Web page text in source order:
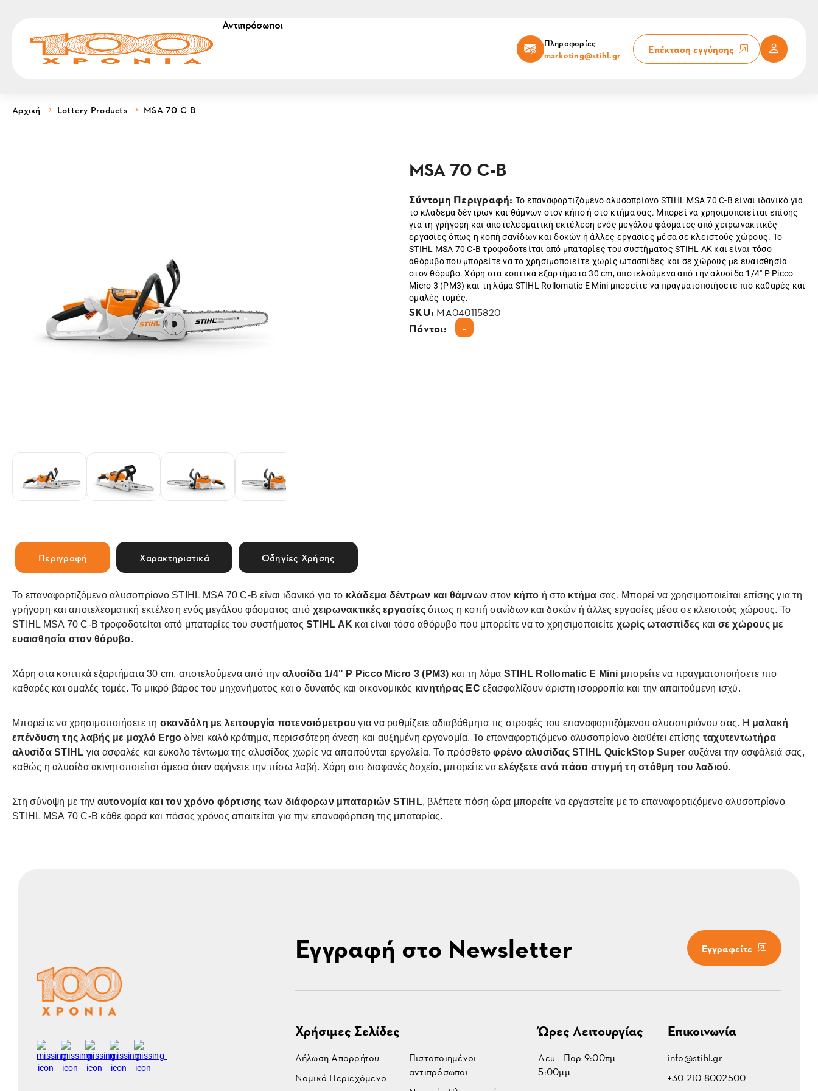
Αντιπρόσωποι
Πληροφορίες
marketing@stihl.gr
Επέκταση εγγύησης
Αρχική Lottery Products MSA 70 C-B
MSA 70 C-B
Σύντομη Περιγραφή: To επαναφορτιζόμενο αλυσοπρίονο STIHL MSA 70 C-B είναι ιδανικό για
το κλάδεμα δέντρων και θάμνων στον κήπο ή στο κτήμα σας. Μπορεί να χρησιμοποιείται επίσης
για τη γρήγορη και αποτελεσματική εκτέλεση ενός μεγάλου φάσματος από χειρωνακτικές
εργασίες όπως η κοπή σανίδων και δοκών ή άλλες εργασίες μέσα σε κλειστούς χώρους. Το
STIHL MSA 70 C-B τροφοδοτείται από μπαταρίες του συστήματος STIHL AK και είναι τόσο
αθόρυβο που μπορείτε να το χρησιμοποιείτε χωρίς ωτασπίδες και σε χώρους με ευαισθησία
στον θόρυβο. Χάρη στα κοπτικά εξαρτήματα 30 cm, αποτελούμενα από την αλυσίδα 1/4" P Picco
Micro 3 (PM3) και τη λάμα STIHL Rollomatic E Mini μπορείτε να πραγματοποιήσετε πιο καθαρές και
ομαλές τομές.
SKU: MA040115820
Πόντοι: -
Περιγραφή Χαρακτηριστικά Οδηγίες Χρήσης
To επαναφορτιζόμενο αλυσοπρίονο STIHL MSA 70 C-B είναι ιδανικό για το κλάδεμα δέντρων και θάμνων στον κήπο ή στο κτήμα σας. Μπορεί να χρησιμοποιείται επίσης για τη
γρήγορη και αποτελεσματική εκτέλεση ενός μεγάλου φάσματος από χειρωνακτικές εργασίες όπως η κοπή σανίδων και δοκών ή άλλες εργασίες μέσα σε κλειστούς χώρους. Το
STIHL MSA 70 C-B τροφοδοτείται από μπαταρίες του συστήματος STIHL AK και είναι τόσο αθόρυβο που μπορείτε να το χρησιμοποιείτε χωρίς ωτασπίδες και σε χώρους με
ευαισθησία στον θόρυβο.
Χάρη στα κοπτικά εξαρτήματα 30 cm, αποτελούμενα από την αλυσίδα 1/4" P Picco Micro 3 (PM3) και τη λάμα STIHL Rollomatic E Mini μπορείτε να πραγματοποιήσετε πιο
καθαρές και ομαλές τομές. Το μικρό βάρος του μηχανήματος και ο δυνατός και οικονομικός κινητήρας EC εξασφαλίζουν άριστη ισορροπία και την απαιτούμενη ισχύ.
Μπορείτε να χρησιμοποιήσετε τη σκανδάλη με λειτουργία ποτενσιόμετρου για να ρυθμίζετε αδιαβάθμητα τις στροφές του επαναφορτιζόμενου αλυσοπριόνου σας. Η μαλακή
επένδυση της λαβής με μοχλό Ergo δίνει καλό κράτημα, περισσότερη άνεση και αυξημένη εργονομία. Το επαναφορτιζόμενο αλυσοπρίονο διαθέτει επίσης ταχυτεντωτήρα
αλυσίδα STIHL για ασφαλές και εύκολο τέντωμα της αλυσίδας χωρίς να απαιτούνται εργαλεία. Το πρόσθετο φρένο αλυσίδας STIHL QuickStop Super αυξάνει την ασφάλειά σας,
καθώς η αλυσίδα ακινητοποιείται άμεσα όταν αφήνετε την πίσω λαβή. Χάρη στο διαφανές δοχείο, μπορείτε να ελέγξετε ανά πάσα στιγμή τη στάθμη του λαδιού.
Στη σύνοψη με την αυτονομία και τον χρόνο φόρτισης των διάφορων μπαταριών STIHL, βλέπετε πόση ώρα μπορείτε να εργαστείτε με το επαναφορτιζόμενο αλυσοπρίονο
STIHL MSA 70 C-B κάθε φορά και πόσος χρόνος απαιτείται για την επαναφόρτιση της μπαταρίας.
Εγγραφή στο Newsletter Εγγραφείτε
Χρήσιμες Σελίδες
Δήλωση Απορρήτου
Νομικό Περιεχόμενο
Πιστοποιημένοι
αντιπρόσωποι
Ώρες Λειτουργίας
Δευ - Παρ 9:00πμ -
5:00μμ
Επικοινωνία
info@stihl.gr
+30 210 8002500